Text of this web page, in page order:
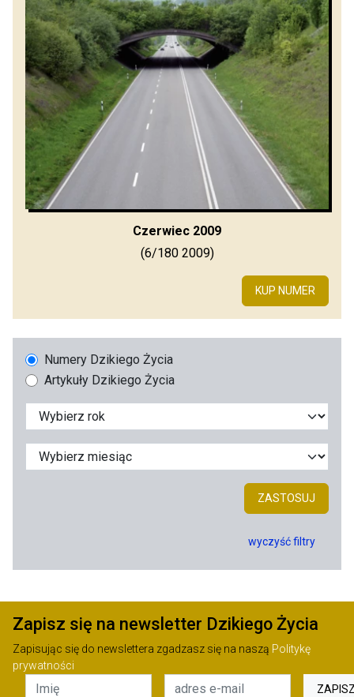
Czerwiec 2009
(6/180 2009)
KUP NUMER
Numery Dzikiego Życia
Artykuły Dzikiego Życia
ZASTOSUJ
wyczyść filtry
Zapisz się na newsletter Dzikiego Życia
Zapisując się do newslettera zgadzasz się na naszą Politykę
prywatności